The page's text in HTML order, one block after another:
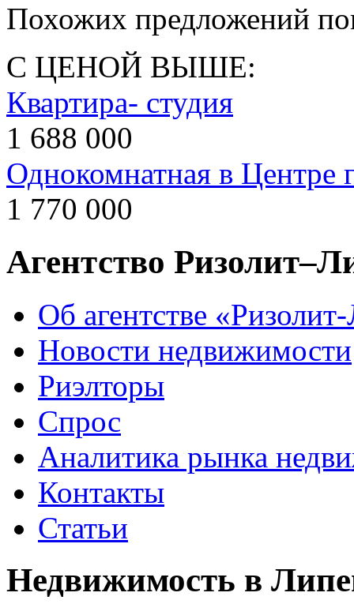
Похожих предложений
С ЦЕНОЙ ВЫШЕ:
Квартира- студия
1 688 000
Однокомнатная в Центре
1 770 000
Агентство
Об агентстве
Новости недвижимости
Риэлторы
Спрос
Аналитика рынка
Контакты
Статьи
Недвижимость в